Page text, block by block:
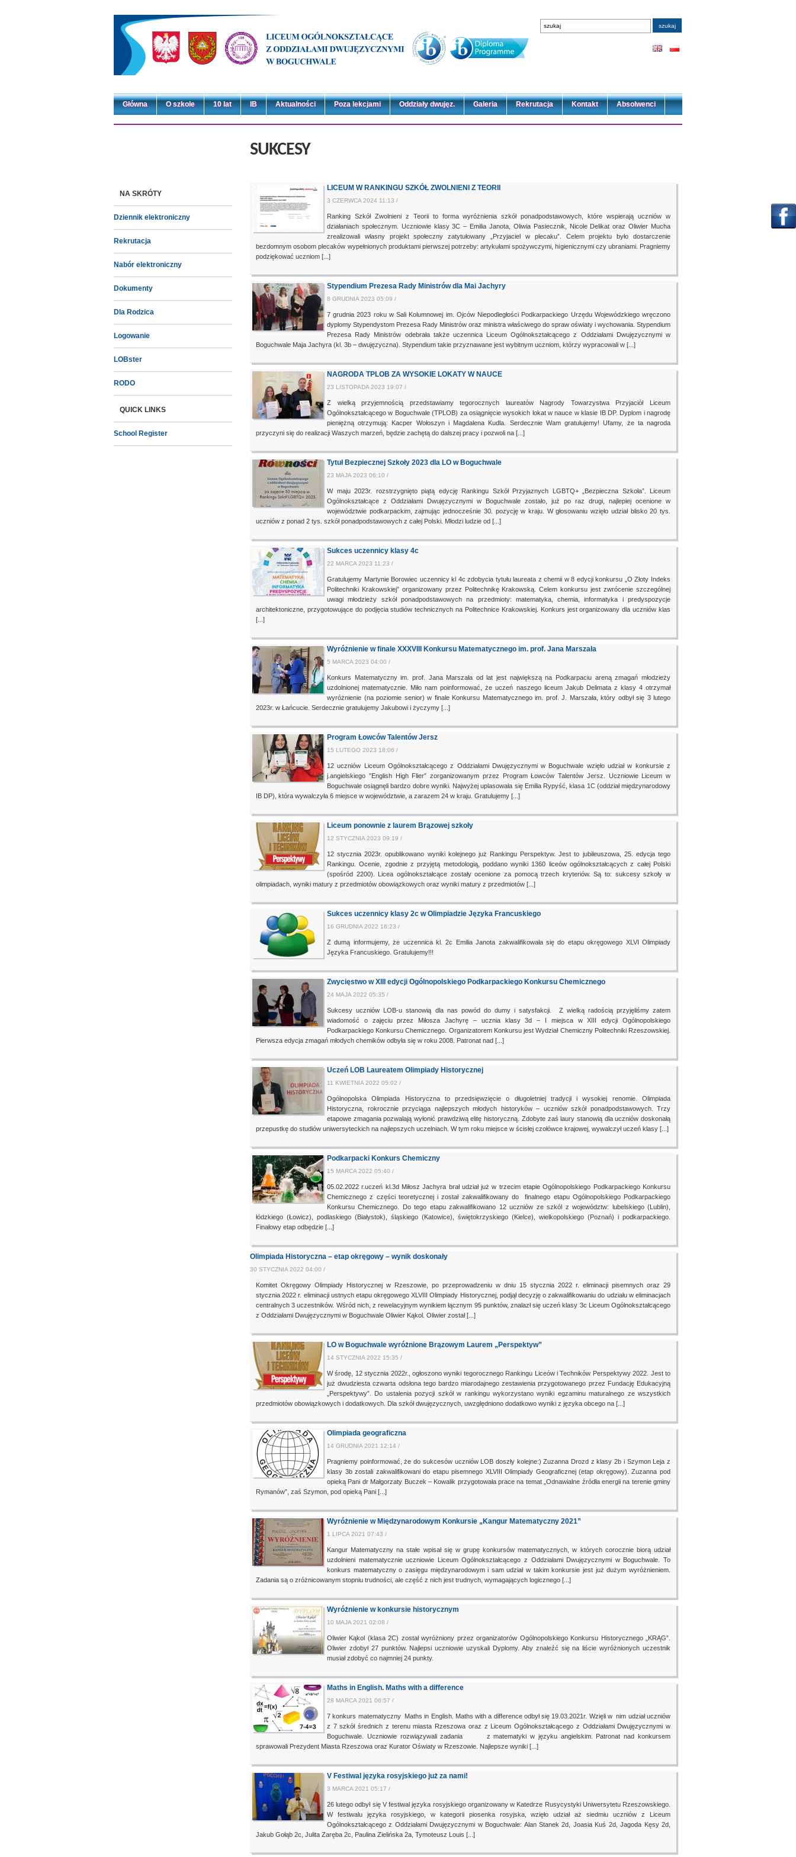
Główna O szkole 10 lat IB Aktualności Poza lekcjami Oddziały dwujęz. Galeria Rekrutacja Kontakt Absolwenci
SUKCESY
NA SKRÓTY
Dziennik elektroniczny
Rekrutacja
Nabór elektroniczny
Dokumenty
Dla Rodzica
Logowanie
LOBster
RODO
QUICK LINKS
School Register
LICEUM W RANKINGU SZKÓŁ ZWOLNIENI Z TEORII
3 CZERWCA 2024 11:13 /
Ranking Szkół Zwolnieni z Teorii to forma wyróżnienia szkół ponadpodstawowych, które wspierają uczniów w
działaniach społecznym. Uczniowie klasy 3C – Emilia Janota, Oliwia Pasiecznik, Nicole Delikat oraz Oliwier Mucha
zrealizowali własny projekt społeczny zatytułowany „Przyjaciel w plecaku”. Celem projektu było dostarczenie
bezdomnym osobom plecaków wypełnionych produktami pierwszej potrzeby: artykułami spożywczymi, higienicznymi czy ubraniami. Pragniemy
podziękować uczniom [...]
Stypendium Prezesa Rady Ministrów dla Mai Jachyry
8 GRUDNIA 2023 05:09 /
7 grudnia 2023 roku w Sali Kolumnowej im. Ojców Niepodległości Podkarpackiego Urzędu Wojewódzkiego wręczono
dyplomy Stypendystom Prezesa Rady Ministrów oraz ministra właściwego do spraw oświaty i wychowania. Stypendium
Prezesa Rady Ministrów odebrała także uczennica Liceum Ogólnokształcącego z Oddziałami Dwujęzycznymi w
Boguchwale Maja Jachyra (kl. 3b – dwujęzyczna). Stypendium takie przyznawane jest wybitnym uczniom, którzy wypracowali w [...]
NAGRODA TPLOB ZA WYSOKIE LOKATY W NAUCE
23 LISTOPADA 2023 19:07 /
Z wielką przyjemnością przedstawiamy tegorocznych laureatów Nagrody Towarzystwa Przyjaciół Liceum
Ogólnokształcącego w Boguchwale (TPLOB) za osiągnięcie wysokich lokat w nauce w klasie IB DP. Dyplom i nagrodę
pieniężną otrzymują: Kacper Wołoszyn i Magdalena Kudla. Serdecznie Wam gratulujemy! Ufamy, że ta nagroda
przyczyni się do realizacji Waszych marzeń, będzie zachętą do dalszej pracy i pozwoli na [...]
Tytuł Bezpiecznej Szkoły 2023 dla LO w Boguchwale
23 MAJA 2023 06:10 /
W maju 2023r. rozstrzygnięto piątą edycję Rankingu Szkół Przyjaznych LGBTQ+ „Bezpieczna Szkoła”. Liceum
Ogólnokształcące z Oddziałami Dwujęzycznymi w Boguchwale zostało, już po raz drugi, najlepiej ocenione w
województwie podkarpackim, zajmując jednocześnie 30. pozycję w kraju. W głosowaniu wzięło udział blisko 20 tys.
uczniów z ponad 2 tys. szkół ponadpodstawowych z całej Polski. Młodzi ludzie od [...]
Sukces uczennicy klasy 4c
22 MARCA 2023 11:23 /
Gratulujemy Martynie Borowiec uczennicy kl 4c zdobycia tytułu laureata z chemii w 8 edycji konkursu „O Złoty Indeks
Politechniki Krakowskiej” organizowany przez Politechnikę Krakowską. Celem konkursu jest zwrócenie szczególnej
uwagi młodzieży szkół ponadpodstawowych na przedmioty: matematyka, chemia, informatyka i predyspozycje
architektoniczne, przygotowujące do podjęcia studiów technicznych na Politechnice Krakowskiej. Konkurs jest organizowany dla uczniów klas
[...]
Wyróżnienie w finale XXXVIII Konkursu Matematycznego im. prof. Jana Marszała
5 MARCA 2023 04:00 /
Konkurs Matematyczny im. prof. Jana Marszała od lat jest największą na Podkarpaciu areną zmagań młodzieży
uzdolnionej matematycznie. Miło nam poinformować, że uczeń naszego liceum Jakub Delimata z klasy 4 otrzymał
wyróżnienie (na poziomie senior) w finale Konkursu Matematycznego im. prof. J. Marszała, który odbył się 3 lutego
2023r. w Łańcucie. Serdecznie gratulujemy Jakubowi i życzymy [...]
Program Łowców Talentów Jersz
15 LUTEGO 2023 18:06 /
12 uczniów Liceum Ogólnokształcącego z Oddziałami Dwujęzycznymi w Boguchwale wzięło udział w konkursie z
j.angielskiego ”English High Flier” zorganizowanym przez Program Łowców Talentów Jersz. Uczniowie Liceum w
Boguchwale osiągnęli bardzo dobre wyniki. Najwyżej uplasowała się Emilia Rypyść, klasa 1C (oddział międzynarodowy
IB DP), która wywalczyła 6 miejsce w województwie, a zarazem 24 w kraju. Gratulujemy [...]
Liceum ponownie z laurem Brązowej szkoły
12 STYCZNIA 2023 09:19 /
12 stycznia 2023r. opublikowano wyniki kolejnego już Rankingu Perspektyw. Jest to jubileuszowa, 25. edycja tego
Rankingu. Ocenie, zgodnie z przyjętą metodologią, poddano wyniki 1360 liceów ogólnokształcących z całej Polski
(spośród 2200). Licea ogólnokształcące zostały ocenione za pomocą trzech kryteriów. Są to: sukcesy szkoły w
olimpiadach, wyniki matury z przedmiotów obowiązkowych oraz wyniki matury z przedmiotów [...]
Sukces uczennicy klasy 2c w Olimpiadzie Języka Francuskiego
16 GRUDNIA 2022 16:23 /
Z dumą informujemy, że uczennica kl. 2c Emilia Janota zakwalifikowała się do etapu okręgowego XLVI Olimpiady
Języka Francuskiego. Gratulujemy!!!
Zwycięstwo w XIII edycji Ogólnopolskiego Podkarpackiego Konkursu Chemicznego
24 MAJA 2022 05:35 /
Sukcesy uczniów LOB-u stanowią dla nas powód do dumy i satysfakcji. Z wielką radością przyjęliśmy zatem
wiadomość o zajęciu przez Miłosza Jachyrę – ucznia klasy 3d – I miejsca w XIII edycji Ogólnopolskiego
Podkarpackiego Konkursu Chemicznego. Organizatorem Konkursu jest Wydział Chemiczny Politechniki Rzeszowskiej.
Pierwsza edycja zmagań młodych chemików odbyła się w roku 2008. Patronat nad [...]
Uczeń LOB Laureatem Olimpiady Historycznej
11 KWIETNIA 2022 05:02 /
Ogólnopolska Olimpiada Historyczna to przedsięwzięcie o długoletniej tradycji i wysokiej renomie. Olimpiada
Historyczna, rokrocznie przyciąga najlepszych młodych historyków – uczniów szkół ponadpodstawowych. Trzy
etapowe zmagania pozwalają wyłonić prawdziwą elitę historyczną. Zdobyte zaś laury stanowią dla uczniów doskonałą
przepustkę do studiów uniwersyteckich na najlepszych uczelniach. W tym roku miejsce w ścisłej czołówce krajowej, wywalczył uczeń klasy [...]
Podkarpacki Konkurs Chemiczny
15 MARCA 2022 05:40 /
05.02.2022 r.uczeń kl.3d Miłosz Jachyra brał udział już w trzecim etapie Ogólnopolskiego Podkarpackiego Konkursu
Chemicznego z części teoretycznej i został zakwalifikowany do finalnego etapu Ogólnopolskiego Podkarpackiego
Konkursu Chemicznego. Do tego etapu zakwalifikowano 12 uczniów ze szkól z województw: lubelskiego (Lublin),
łódzkiego (Łowicz), podlaskiego (Białystok), śląskiego (Katowice), świętokrzyskiego (Kielce), wielkopolskiego (Poznań) i podkarpackiego.
Finałowy etap odbędzie [...]
Olimpiada Historyczna – etap okręgowy – wynik doskonały
30 STYCZNIA 2022 04:00 /
Komitet Okręgowy Olimpiady Historycznej w Rzeszowie, po przeprowadzeniu w dniu 15 stycznia 2022 r. eliminacji pisemnych oraz 29
stycznia 2022 r. eliminacji ustnych etapu okręgowego XLVIII Olimpiady Historycznej, podjął decyzję o zakwalifikowaniu do udziału w eliminacjach
centralnych 3 uczestników. Wśród nich, z rewelacyjnym wynikiem łącznym 95 punktów, znalazł się uczeń klasy 3c Liceum Ogólnokształcącego
z Oddziałami Dwujęzycznymi w Boguchwale Oliwier Kąkol. Oliwier został [...]
LO w Boguchwale wyróżnione Brązowym Laurem „Perspektyw”
14 STYCZNIA 2022 15:35 /
W środę, 12 stycznia 2022r., ogłoszono wyniki tegorocznego Rankingu Liceów i Techników Perspektywy 2022. Jest to
już dwudziesta czwarta odsłona tego bardzo miarodajnego zestawienia przygotowanego przez Fundację Edukacyjną
„Perspektywy”. Do ustalenia pozycji szkół w rankingu wykorzystano wyniki egzaminu maturalnego ze wszystkich
przedmiotów obowiązkowych i dodatkowych. Dla szkół dwujęzycznych, uwzględniono dodatkowo wyniki z języka obcego na [...]
Olimpiada geograficzna
14 GRUDNIA 2021 12:14 /
Pragniemy poinformować, że do sukcesów uczniów LOB doszły kolejne:) Zuzanna Drozd z klasy 2b i Szymon Leja z
klasy 3b zostali zakwalifikowani do etapu pisemnego XLVIII Olimpiady Geograficznej (etap okręgowy). Zuzanna pod
opieką Pani dr Małgorzaty Buczek – Kowalik przygotowała prace na temat „Odnawialne źródła energii na terenie gminy
Rymanów”, zaś Szymon, pod opieką Pani [...]
Wyróżnienie w Międzynarodowym Konkursie „Kangur Matematyczny 2021”
1 LIPCA 2021 07:43 /
Kangur Matematyczny na stałe wpisał się w grupę konkursów matematycznych, w których corocznie biorą udział
uzdolnieni matematycznie uczniowie Liceum Ogólnokształcącego z Oddziałami Dwujęzycznymi w Boguchwale. To
konkurs matematyczny o zasięgu międzynarodowym i sam udział w takim konkursie jest już dużym wyróżnieniem.
Zadania są o zróżnicowanym stopniu trudności, ale część z nich jest trudnych, wymagających logicznego [...]
Wyróżnienie w konkursie historycznym
10 MAJA 2021 02:08 /
Oliwier Kąkol (klasa 2C) został wyróżniony przez organizatorów Ogólnopolskiego Konkursu Historycznego „KRĄG”.
Oliwier zdobył 27 punktów. Najlepsi uczniowie uzyskali Dyplomy. Aby znaleźć się na liście wyróżnionych uczestnik
musiał zdobyć co najmniej 24 punkty.
Maths in English. Maths with a difference
28 MARCA 2021 06:57 /
7 konkurs matematyczny Maths in English. Maths with a difference odbył się 19.03.2021r. Wzięli w nim udział uczniów
z 7 szkół średnich z terenu miasta Rzeszowa oraz z Liceum Ogólnokształcącego z Oddziałami Dwujęzycznymi w
Boguchwale. Uczniowie rozwiązywali zadania z matematyki w języku angielskim. Patronat nad konkursem
sprawowali Prezydent Miasta Rzeszowa oraz Kurator Oświaty w Rzeszowie. Najlepsze wyniki [...]
V Festiwal języka rosyjskiego już za nami!
3 MARCA 2021 05:17 /
26 lutego odbył się V festiwal języka rosyjskiego organizowany w Katedrze Rusycystyki Uniwersytetu Rzeszowskiego.
W festiwalu języka rosyjskiego, w kategorii piosenka rosyjska, wzięło udział aż siedmiu uczniów z Liceum
Ogólnokształcącego z Oddziałami Dwujęzycznymi w Boguchwale: Alan Stanek 2d, Joasia Kuś 2d, Jagoda Kęsy 2d,
Jakub Gołąb 2c, Julita Zaręba 2c, Paulina Zielińska 2a, Tymoteusz Louis [...]